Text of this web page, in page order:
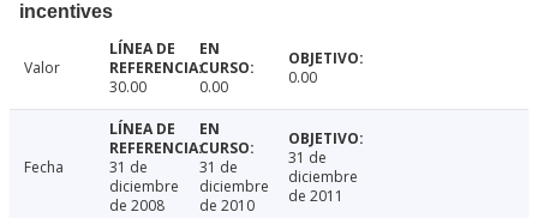
incentives
Valor
30.00
0.00 0.00
Fecha
31 de
diciembre
de 2008
31 de
diciembre
de 2010
31 de
diciembre
de 2011